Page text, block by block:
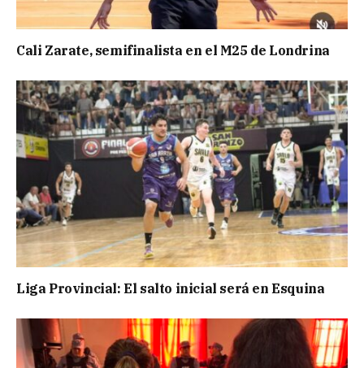
Cali Zarate, semifinalista en el M25 de Londrina
Liga Provincial: El salto inicial será en Esquina